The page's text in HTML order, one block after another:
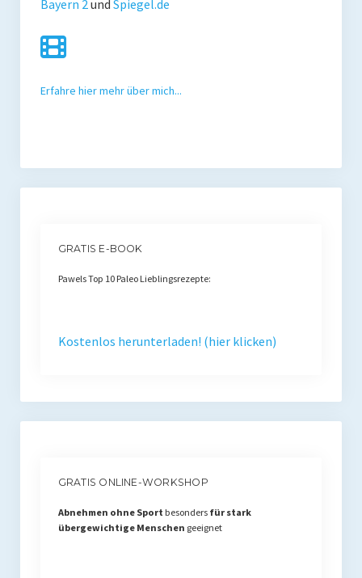
Produkttest
Zunehmen mit Paleo
Gehirn-Pflege Kochbuch
Pawel M. Konefal
Bayern 2und Spiegel.de
Erfahre hier mehr über mich...
GRATIS E-BOOK
Pawels Top 10 Paleo Lieblingsrezepte:
Kostenlos herunterladen! (hier klicken)
GRATIS ONLINE-WORKSHOP
Abnehmen ohne Sport besonders für stark
übergewichtige Menschen geeignet